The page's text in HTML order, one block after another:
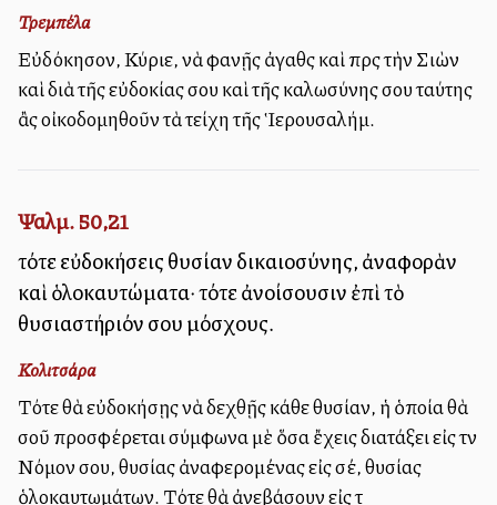
Τρεμπέλα
Εὐδόκησον, Κύριε, νὰ φανῇς ἀγαθὸς καὶ πρὸς τὴν Σιὼν
καὶ διὰ τῆς εὐδοκίας σου καὶ τῆς καλωσύνης σου ταύτης
ἂς οἰκοδομηθοῦν τὰ τείχη τῆς Ἱερουσαλήμ.
Ψαλμ. 50,21
τότε εὐδοκήσεις θυσίαν δικαιοσύνης, ἀναφορὰν
καὶ ὁλοκαυτώματα· τότε ἀνοίσουσιν ἐπὶ τὸ
θυσιαστήριόν σου μόσχους.
Κολιτσάρα
Τότε θὰ εὐδοκήσῃς νὰ δεχθῇς κάθε θυσίαν, ἡ ὁποία θὰ
σοῦ προσφέρεται σύμφωνα μὲ ὅσα ἔχεις διατάξει εἰς τὸν
Νόμον σου, θυσίας ἀναφερομένας εἰς σέ, θυσίας
ὁλοκαυτωμάτων. Τότε θὰ ἀνεβάσουν εἰς τὸ